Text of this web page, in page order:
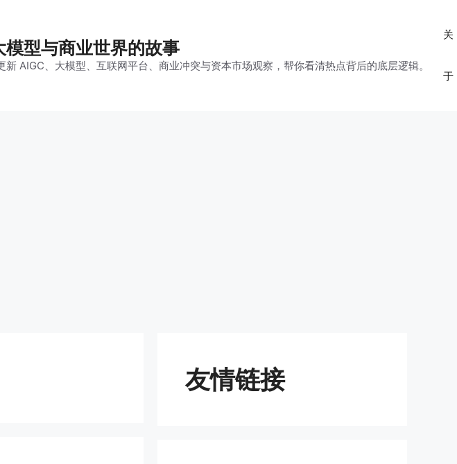
型与商业世界的故事
AIGC、大模型、互联网平台、商业冲突与资本市场观察，帮你看清热点背后的底层逻辑。
关
于
友情链接